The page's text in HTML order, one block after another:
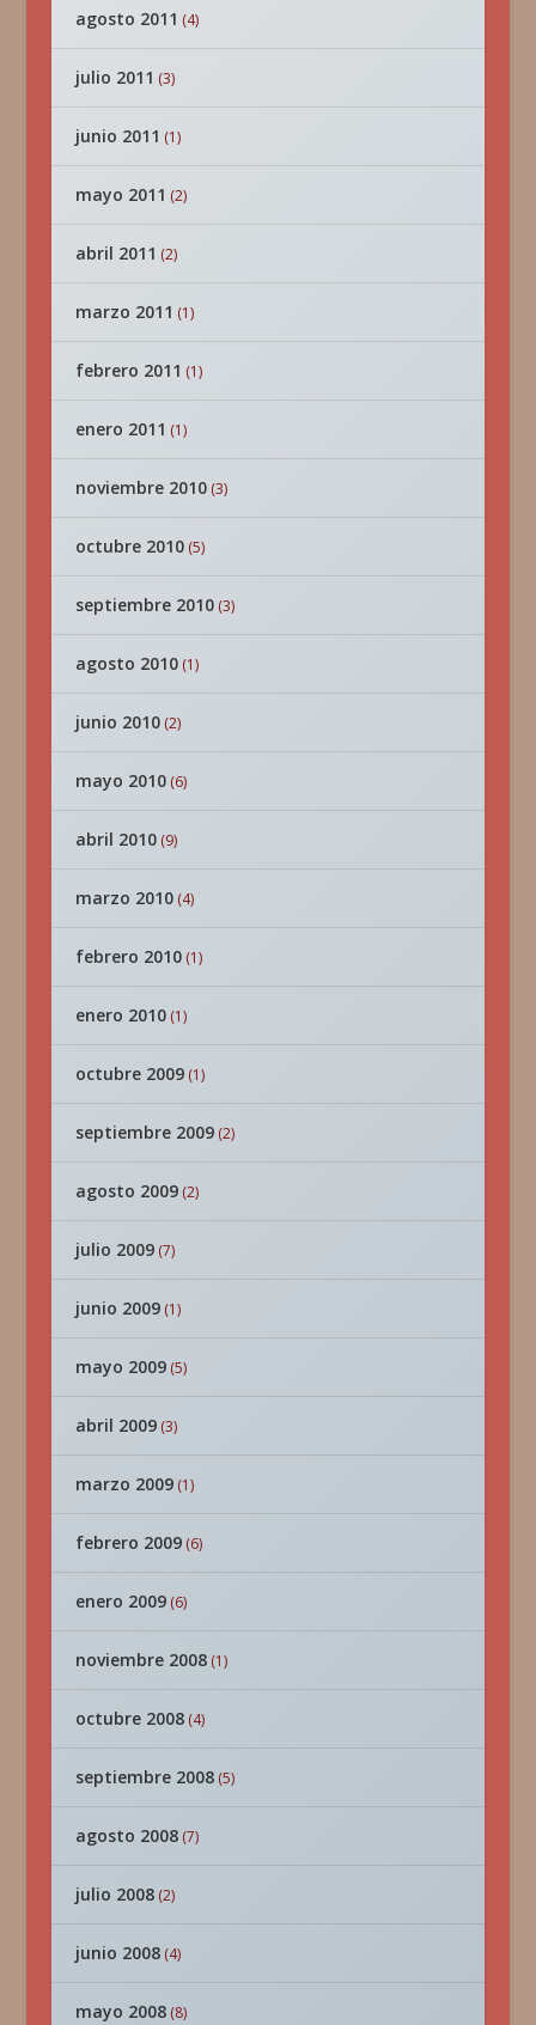
agosto 2011 (4)
julio 2011 (3)
junio 2011 (1)
mayo 2011 (2)
abril 2011 (2)
marzo 2011 (1)
febrero 2011 (1)
enero 2011 (1)
noviembre 2010(3)
octubre 2010(5)
septiembre 2010(3)
agosto 2010(1)
junio 2010(2)
mayo 2010(6)
abril 2010(9)
marzo 2010(4)
febrero 2010(1)
enero 2010(1)
octubre 2009(1)
septiembre 2009(2)
agosto 2009(2)
julio 2009(7)
junio 2009(1)
mayo 2009(5)
abril 2009(3)
marzo 2009(1)
febrero 2009(6)
enero 2009(6)
noviembre 2008(1)
octubre 2008(4)
septiembre 2008(5)
agosto 2008(7)
julio 2008(2)
junio 2008(4)
mayo 2008(8)